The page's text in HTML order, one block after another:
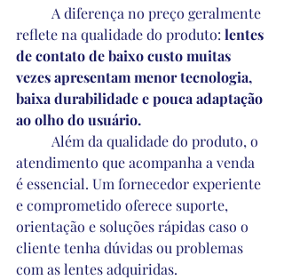
reflete na qualidade do produto: lentes
de contato de baixo custo muitas
vezes apresentam menor tecnologia,
baixa durabilidade e pouca adaptação
ao olho do usuário.
atendimento que acompanha a venda
é essencial. Um fornecedor experiente
e comprometido oferece suporte,
orientação e soluções rápidas caso o
cliente tenha dúvidas ou problemas
com as lentes adquiridas.